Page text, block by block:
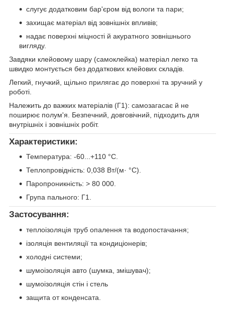
слугує додатковим бар'єром від вологи та пари;
захищає матеріал від зовнішніх впливів;
надає поверхні міцності й акуратного зовнішнього
вигляду.
Завдяки клейовому шару (самоклейка) матеріал легко та
швидко монтується без додаткових клейових складів.
Легкий, гнучкий, щільно прилягає до поверхні та зручний у
роботі.
Належить до важких матеріалів (Г1): самозагасає й не
поширює полум'я. Безпечний, довговічний, підходить для
внутрішніх і зовнішніх робіт.
Характеристики:
Температура: -60...+110 °C.
Теплопровідність: 0,038 Вт/(м· °C).
Паропроникність: > 80 000.
Група пального: Г1.
Застосування:
теплоізоляція труб опалення та водопостачання;
ізоляція вентиляції та кондиціонерів;
холодні системи;
шумоізоляція авто (шумка, змішувач);
шумоізоляція стін і стель
защита от конденсата.